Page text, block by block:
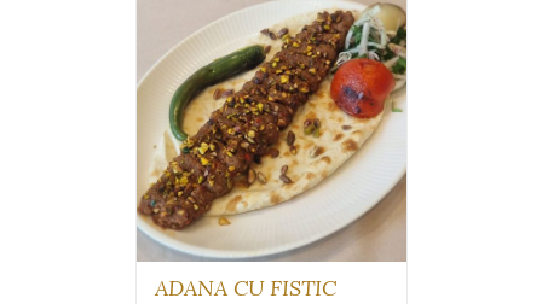
ADANA CU FISTIC